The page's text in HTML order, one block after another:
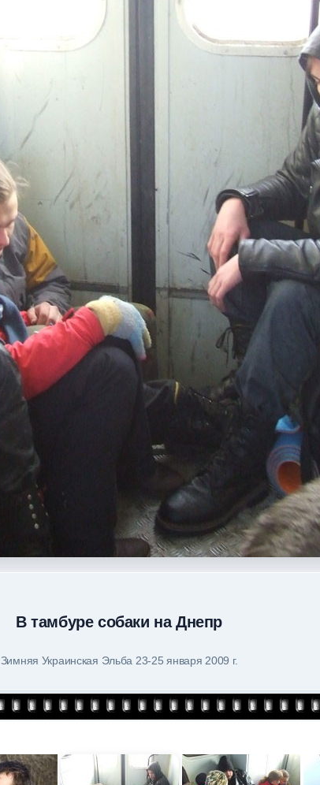
В тамбуре собаки на Днепр
Зимняя Украинская Эльба 23-25 января 2009 г.